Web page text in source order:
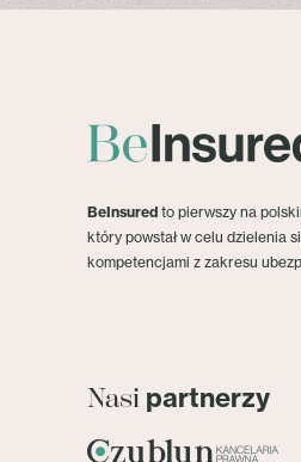
BeInsured to pierwszy na
który powstał w celu dzielenia
kompetencjami z zakresu
Nasi partnerzy